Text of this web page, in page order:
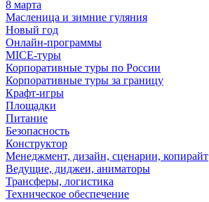
8 марта
Масленица и зимние гуляния
Новый год
Онлайн-программы
MICE‑туры
Корпоративные туры по России
Корпоративные туры за границу
Крафт-игры
Площадки
Питание
Безопасность
Конструктор
Менеджмент, дизайн, сценарии, копирайт
Ведущие, диджеи, аниматоры
Трансферы, логистика
Техническое обеспечение